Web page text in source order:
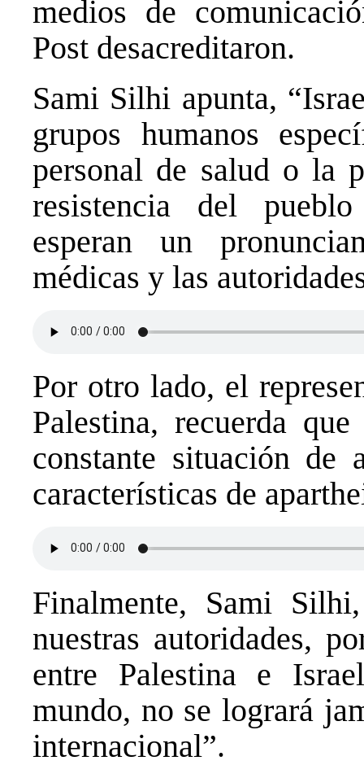
medios de
Post desacreditaron.
Sami Silhi apunta,
grupos humanos
personal de salud o la
resistencia del
esperan un
médicas y las
Por otro lado, el
Palestina, recuerda
constante situación de
características de
Finalmente, Sami
nuestras autoridades,
entre Palestina e
mundo, no se logrará
internacional”.